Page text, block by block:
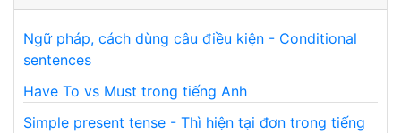
Ngữ pháp, cách dùng câu điều kiện - Conditional
sentences
Have To vs Must trong tiếng Anh
Simple present tense - Thì hiện tại đơn trong tiếng